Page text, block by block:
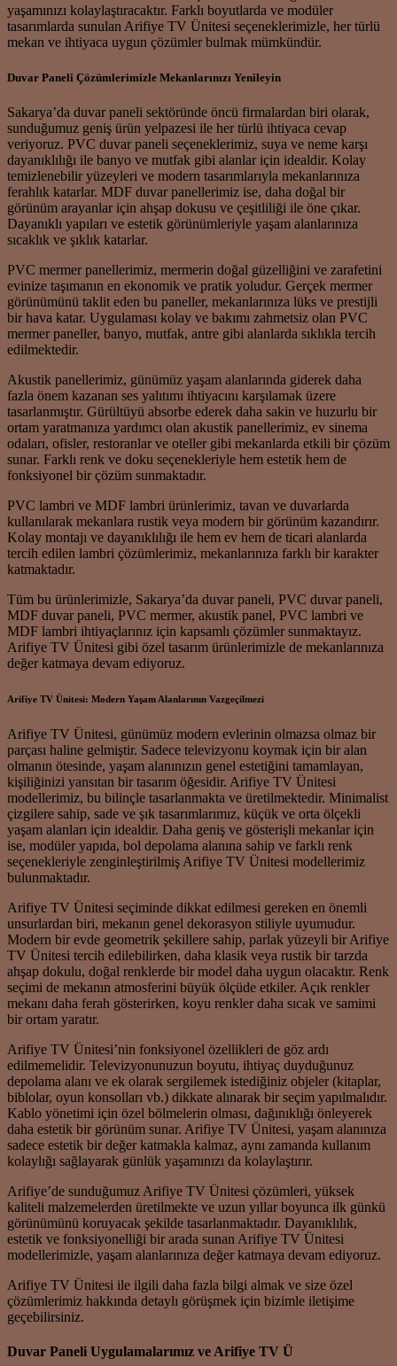
yaşamınızı kolaylaştıracaktır. Farklı boyutlarda ve modüler
tasarımlarda sunulan Arifiye TV Ünitesi seçeneklerimizle, her türlü
mekan ve ihtiyaca uygun çözümler bulmak mümkündür.
Duvar Paneli Çözümlerimizle Mekanlarınızı Yenileyin
Sakarya’da duvar paneli sektöründe öncü firmalardan biri olarak,
sunduğumuz geniş ürün yelpazesi ile her türlü ihtiyaca cevap
veriyoruz. PVC duvar paneli seçeneklerimiz, suya ve neme karşı
dayanıklılığı ile banyo ve mutfak gibi alanlar için idealdir. Kolay
temizlenebilir yüzeyleri ve modern tasarımlarıyla mekanlarınıza
ferahlık katarlar. MDF duvar panellerimiz ise, daha doğal bir
görünüm arayanlar için ahşap dokusu ve çeşitliliği ile öne çıkar.
Dayanıklı yapıları ve estetik görünümleriyle yaşam alanlarınıza
sıcaklık ve şıklık katarlar.
PVC mermer panellerimiz, mermerin doğal güzelliğini ve zarafetini
evinize taşımanın en ekonomik ve pratik yoludur. Gerçek mermer
görünümünü taklit eden bu paneller, mekanlarınıza lüks ve prestijli
bir hava katar. Uygulaması kolay ve bakımı zahmetsiz olan PVC
mermer paneller, banyo, mutfak, antre gibi alanlarda sıklıkla tercih
edilmektedir.
Akustik panellerimiz, günümüz yaşam alanlarında giderek daha
fazla önem kazanan ses yalıtımı ihtiyacını karşılamak üzere
tasarlanmıştır. Gürültüyü absorbe ederek daha sakin ve huzurlu bir
ortam yaratmanıza yardımcı olan akustik panellerimiz, ev sinema
odaları, ofisler, restoranlar ve oteller gibi mekanlarda etkili bir çözüm
sunar. Farklı renk ve doku seçenekleriyle hem estetik hem de
fonksiyonel bir çözüm sunmaktadır.
PVC lambri ve MDF lambri ürünlerimiz, tavan ve duvarlarda
kullanılarak mekanlara rustik veya modern bir görünüm kazandırır.
Kolay montajı ve dayanıklılığı ile hem ev hem de ticari alanlarda
tercih edilen lambri çözümlerimiz, mekanlarınıza farklı bir karakter
katmaktadır.
Tüm bu ürünlerimizle, Sakarya’da duvar paneli, PVC duvar paneli,
MDF duvar paneli, PVC mermer, akustik panel, PVC lambri ve
MDF lambri ihtiyaçlarınız için kapsamlı çözümler sunmaktayız.
Arifiye TV Ünitesi gibi özel tasarım ürünlerimizle de mekanlarınıza
değer katmaya devam ediyoruz.
Arifiye TV Ünitesi: Modern Yaşam Alanlarının Vazgeçilmezi
Arifiye TV Ünitesi, günümüz modern evlerinin olmazsa olmaz bir
parçası haline gelmiştir. Sadece televizyonu koymak için bir alan
olmanın ötesinde, yaşam alanınızın genel estetiğini tamamlayan,
kişiliğinizi yansıtan bir tasarım öğesidir. Arifiye TV Ünitesi
modellerimiz, bu bilinçle tasarlanmakta ve üretilmektedir. Minimalist
çizgilere sahip, sade ve şık tasarımlarımız, küçük ve orta ölçekli
yaşam alanları için idealdir. Daha geniş ve gösterişli mekanlar için
ise, modüler yapıda, bol depolama alanına sahip ve farklı renk
seçenekleriyle zenginleştirilmiş Arifiye TV Ünitesi modellerimiz
bulunmaktadır.
Arifiye TV Ünitesi seçiminde dikkat edilmesi gereken en önemli
unsurlardan biri, mekanın genel dekorasyon stiliyle uyumudur.
Modern bir evde geometrik şekillere sahip, parlak yüzeyli bir Arifiye
TV Ünitesi tercih edilebilirken, daha klasik veya rustik bir tarzda
ahşap dokulu, doğal renklerde bir model daha uygun olacaktır. Renk
seçimi de mekanın atmosferini büyük ölçüde etkiler. Açık renkler
mekanı daha ferah gösterirken, koyu renkler daha sıcak ve samimi
bir ortam yaratır.
Arifiye TV Ünitesi’nin fonksiyonel özellikleri de göz ardı
edilmemelidir. Televizyonunuzun boyutu, ihtiyaç duyduğunuz
depolama alanı ve ek olarak sergilemek istediğiniz objeler (kitaplar,
biblolar, oyun konsolları vb.) dikkate alınarak bir seçim yapılmalıdır.
Kablo yönetimi için özel bölmelerin olması, dağınıklığı önleyerek
daha estetik bir görünüm sunar. Arifiye TV Ünitesi, yaşam alanınıza
sadece estetik bir değer katmakla kalmaz, aynı zamanda kullanım
kolaylığı sağlayarak günlük yaşamınızı da kolaylaştırır.
Arifiye’de sunduğumuz Arifiye TV Ünitesi çözümleri, yüksek
kaliteli malzemelerden üretilmekte ve uzun yıllar boyunca ilk günkü
görünümünü koruyacak şekilde tasarlanmaktadır. Dayanıklılık,
estetik ve fonksiyonelliği bir arada sunan Arifiye TV Ünitesi
modellerimizle, yaşam alanlarınıza değer katmaya devam ediyoruz.
Arifiye TV Ünitesi ile ilgili daha fazla bilgi almak ve size özel
çözümlerimiz hakkında detaylı görüşmek için bizimle iletişime
geçebilirsiniz.
Duvar Paneli Uygulamalarımız ve Arifiye TV Ü